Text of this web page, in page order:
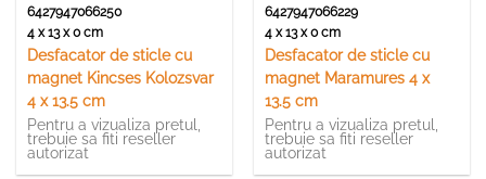
6427947066250
4 x 13 x 0 cm
Desfacator de sticle cu
magnet Kincses Kolozsvar
4 x 13.5 cm
Pentru a vizualiza pretul,
trebuie sa fiti reseller
autorizat
6427947066229
4 x 13 x 0 cm
Desfacator de sticle cu
magnet Maramures 4 x
13.5 cm
Pentru a vizualiza pretul,
trebuie sa fiti reseller
autorizat